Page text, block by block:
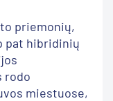
priemonių,
pat hibridinių
rodo
miestuose,